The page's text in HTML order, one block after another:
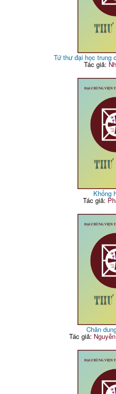
Tứ thư đại học trung
Tác giả:
Khổng
Tác giả:
Chân
Tác giả: